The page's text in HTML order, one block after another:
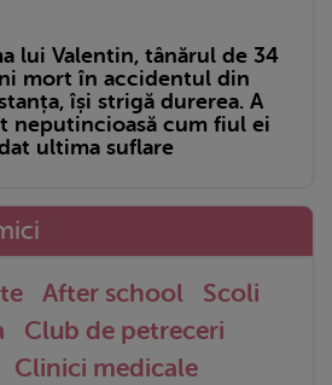
lui Valentin, tânărul de 34
mort în accidentul din
își strigă durerea. A
neputincioasă cum fiul ei
ultima suflare
After school
Scoli
Club de petreceri
Clinici medicale